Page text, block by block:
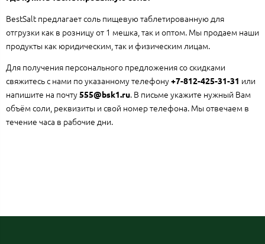
BestSalt предлагает соль пищевую таблетированную для
отгрузки как в розницу от 1 мешка, так и оптом. Мы продаем наши
продукты как юридическим, так и физическим лицам.
Для получения персонального предложения со скидками
свяжитесь с нами по указанному телефону+7-812-425-31-31 или
напишите на почту555@bsk1.ru. В письме укажите нужный Вам
объём соли, реквизиты и свой номер телефона. Мы отвечаем в
течение часа в рабочие дни.